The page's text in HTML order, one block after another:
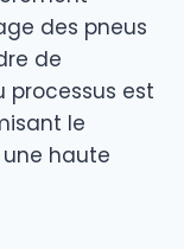
des pneus
de
processus est
le
haute